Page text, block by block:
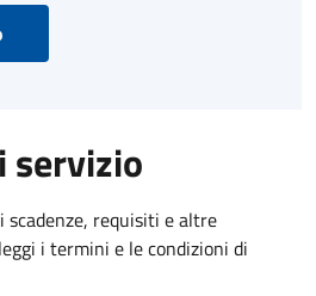
servizio
scadenze, requisiti e altre
i termini e le condizioni di